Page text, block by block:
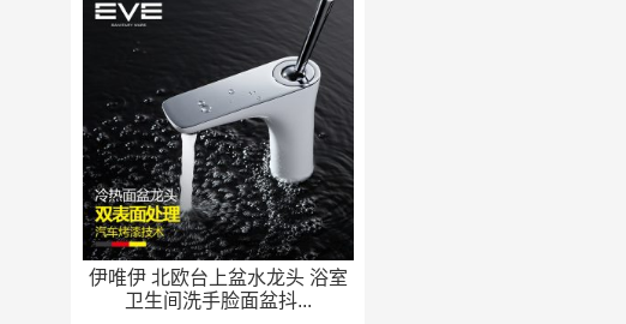
伊唯伊 北欧台上盆水龙头 浴室
卫生间洗手脸面盆抖...